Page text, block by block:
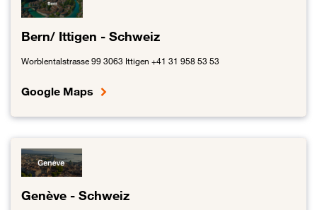
Bern/ Ittigen - Schweiz
Worblentalstrasse 99 3063 Ittigen +41 31 958 53 53
Google Maps
Genève - Schweiz